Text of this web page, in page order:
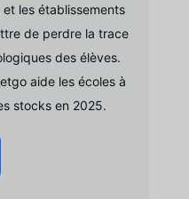
les établissements
de perdre la trace
des élèves.
aide les écoles à
stocks en 2025.